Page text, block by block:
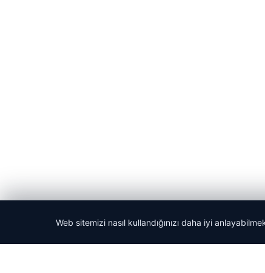
© 2026 Acil Rehber | Gündem Haberleri
Web sitemizi nasıl kullandığınızı daha iyi